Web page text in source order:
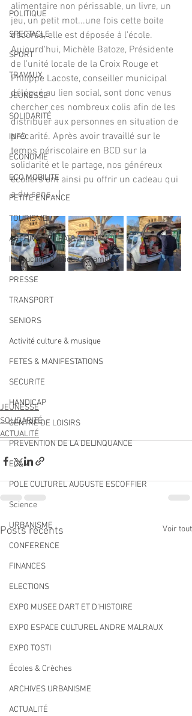
POLITIQUE
SPECTACLE
SPORT
TRAVAUX
JEUNESSE
SOLIDARITÉ
INFO
ECONOMIE
ECO MOBILITE
PETITE ENFANCE
TOURISME
ARCHIVES ET PATRIMOINE
Instruction Publique & Familles
PRESSE
TRANSPORT
SENIORS
Activité culture & musique
FETES & MANIFESTATIONS
SECURITE
HANDICAP
CENTRE DE LOISIRS
PREVENTION DE LA DELINQUANCE
ECAM
POLE CULTUREL AUGUSTE ESCOFFIER
Science
URBANISME
CONFERENCE
FINANCES
ELECTIONS
EXPO MUSEE D'ART ET D'HISTOIRE
EXPO ESPACE CULTUREL ANDRE MALRAUX
EXPO TOSTI
Écoles & Crèches
ARCHIVES URBANISME
ACTUALITÉ
alimentaire non périssable, un livre, un
jeu, un petit mot...une fois cette boite
décorée, elle est déposée à l'école.
Aujourd'hui, Michèle Batoze, Présidente
de l'unité locale de la Croix Rouge et
Philippe Lacoste, conseiller municipal
délégué au lien social, sont donc venus
chercher ces nombreux colis afin de les
distribuer aux personnes en situation de
précarité. Après avoir travaillé sur le
temps périscolaire en BCD sur la
solidarité et le partage, nos généreux
écoliers ont ainsi pu offrir un cadeau qui
a du sens...!
JEUNESSE
SOLIDARITÉ
ACTUALITÉ
Posts récents Voir tout